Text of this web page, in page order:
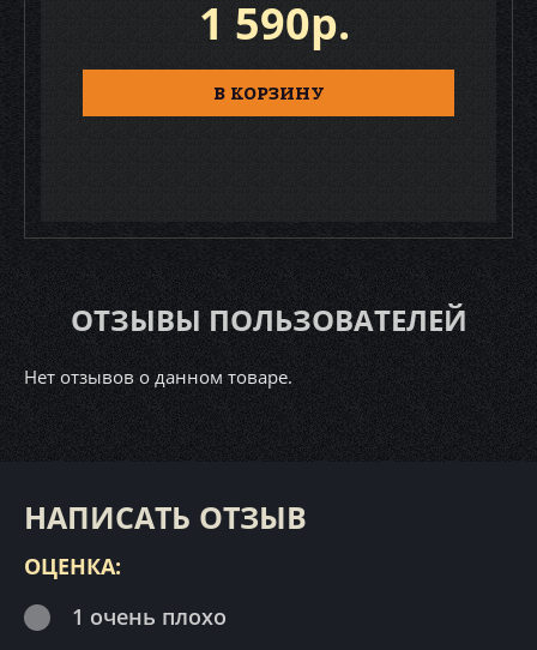
1 590р.
В КОРЗИНУ
ОТЗЫВЫ ПОЛЬЗОВАТЕЛЕЙ
Нет отзывов о данном товаре.
НАПИСАТЬ ОТЗЫВ
ОЦЕНКА:
1 очень плохо